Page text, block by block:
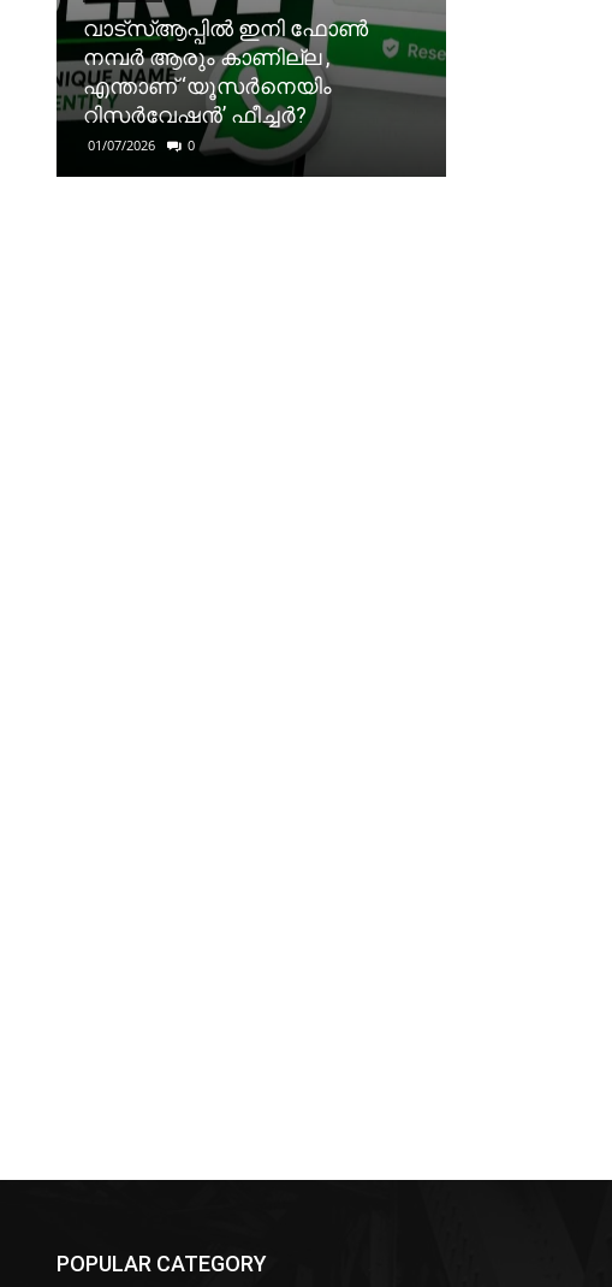
വാട്‌സ്ആപ്പിൽ ഇനി ഫോൺ
നമ്പർ ആരും കാണില്ല ,
എന്താണ് ‘യൂസർനെയിം
റിസർവേഷൻ’ ഫീച്ചർ?
01/07/2026 0
POPULAR CATEGORY